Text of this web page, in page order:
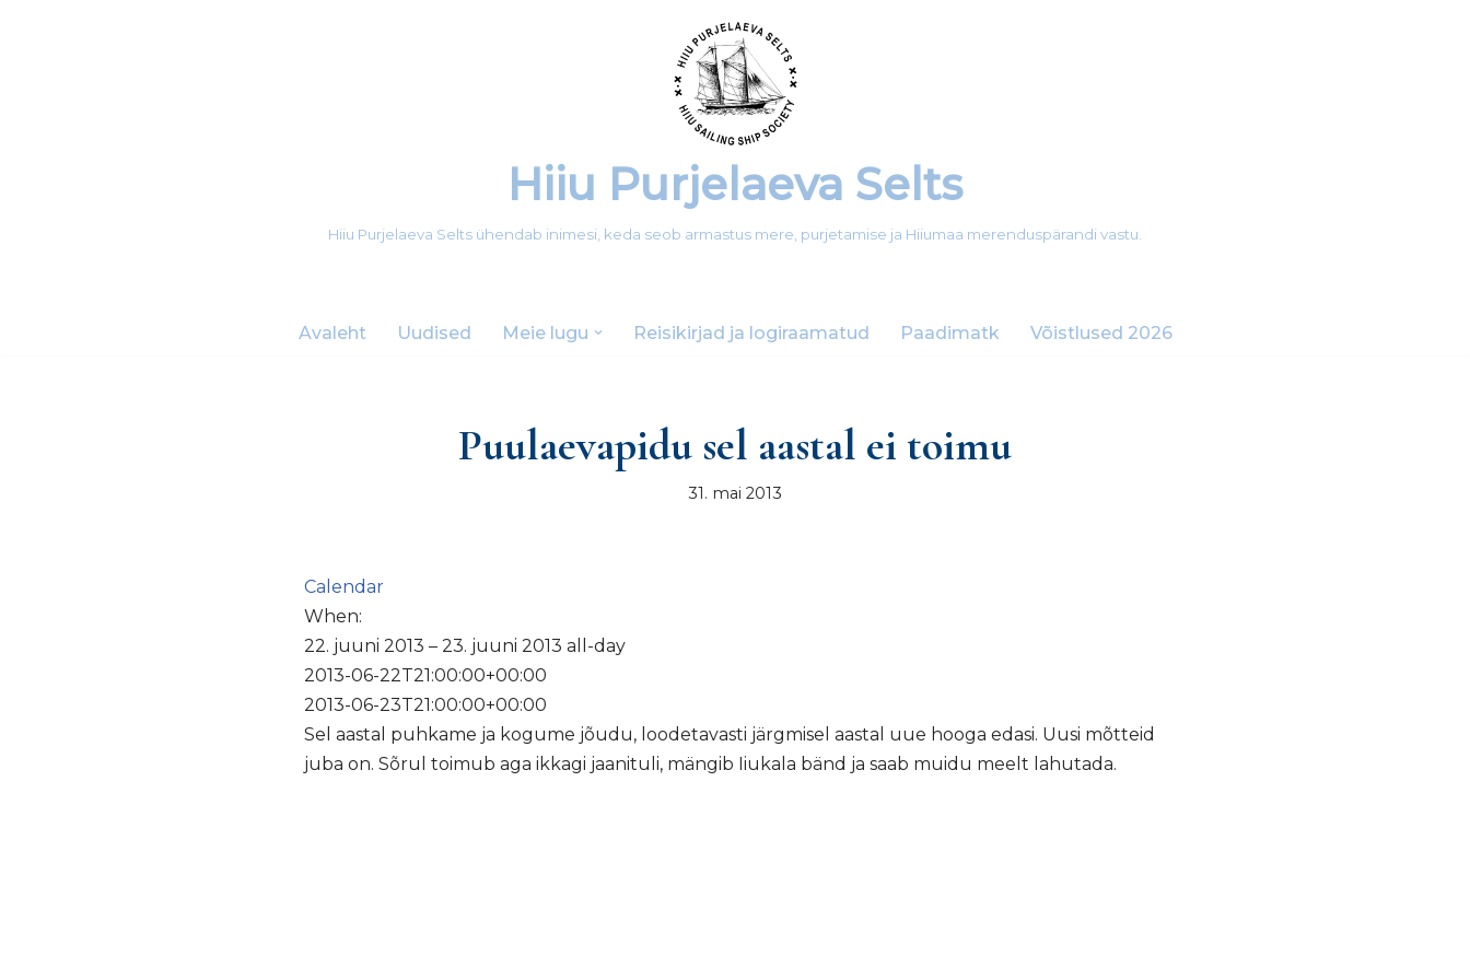
Hiiu Purjelaeva Selts
Hiiu Purjelaeva Selts ühendab inimesi, keda seob armastus mere, purjetamise ja Hiiumaa merenduspärandi vastu.
Avaleht Uudised Meie lugu Reisikirjad ja logiraamatud Paadimatk Võistlused 2026
Puulaevapidu sel aastal ei toimu
31. mai 2013
Calendar
When:
22. juuni 2013 – 23. juuni 2013 all-day
2013-06-22T21:00:00+00:00
2013-06-23T21:00:00+00:00
Sel aastal puhkame ja kogume jõudu, loodetavasti järgmisel aastal uue hooga edasi. Uusi mõtteid
juba on. Sõrul toimub aga ikkagi jaanituli, mängib Iiukala bänd ja saab muidu meelt lahutada.